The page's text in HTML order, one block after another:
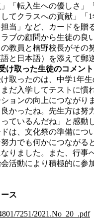
「転入生への優しさ」
てクラスへの貢献」「1
担当」など、カードを贈
ブの顧問から生徒の良
教員と楠野校長がその
と日本語）を添えて郵
け取った生徒のコメント
取ったのは、中学1年生
だ入学してテストに慣
ョンの向上につながり
良かったね。先生方は努
ているんだね」と感動
は、文化祭の準備につ
力でも何かにつながる
りました。また、行事
活動により積極的に参
ス
7251/2021.No_20_.pdf